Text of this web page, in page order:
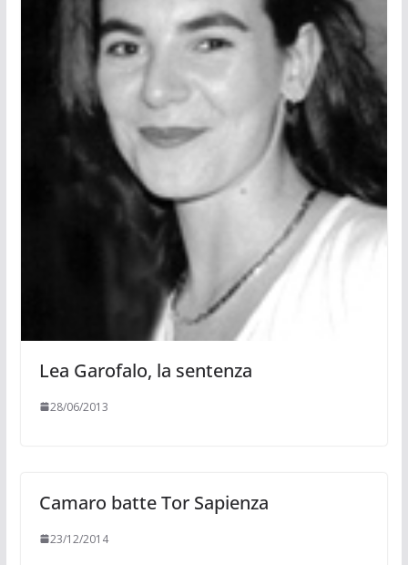
Lea Garofalo, la sentenza
28/06/2013
Camaro batte Tor Sapienza
23/12/2014